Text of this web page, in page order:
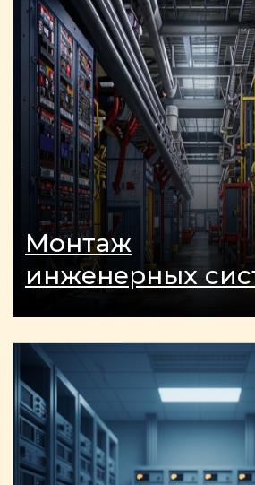
Я даю согласие на обработку
персональных данных и
соглашаюсь с
конфиденциальностисайта.
ОСТАЛИСЬ ВОПРОСЫ?
Отправьте заявку и мы
свяжемся с вами так скоро,
насколько это возможно